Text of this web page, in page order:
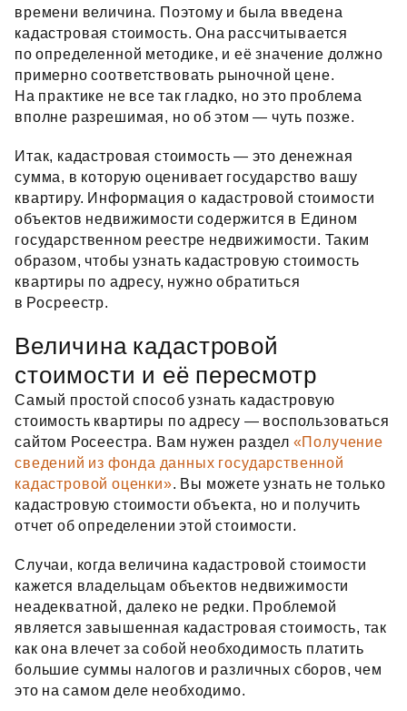
времени величина. Поэтому и была введена
кадастровая стоимость. Она рассчитывается
по определенной методике, и её значение должно
примерно соответствовать рыночной цене.
На практике не все так гладко, но это проблема
вполне разрешимая, но об этом — чуть позже.
Итак, кадастровая стоимость — это денежная
сумма, в которую оценивает государство вашу
квартиру. Информация о кадастровой стоимости
объектов недвижимости содержится в Едином
государственном реестре недвижимости. Таким
образом, чтобы узнать кадастровую стоимость
квартиры по адресу, нужно обратиться
в Росреестр.
Величина кадастровой
стоимости и её пересмотр
Самый простой способ узнать кадастровую
стоимость квартиры по адресу — воспользоваться
сайтом Росеестра. Вам нужен раздел «Получение
сведений из фонда данных государственной
кадастровой оценки». Вы можете узнать не только
кадастровую стоимости объекта, но и получить
отчет об определении этой стоимости.
Случаи, когда величина кадастровой стоимости
кажется владельцам объектов недвижимости
неадекватной, далеко не редки. Проблемой
является завышенная кадастровая стоимость, так
как она влечет за собой необходимость платить
большие суммы налогов и различных сборов, чем
это на самом деле необходимо.